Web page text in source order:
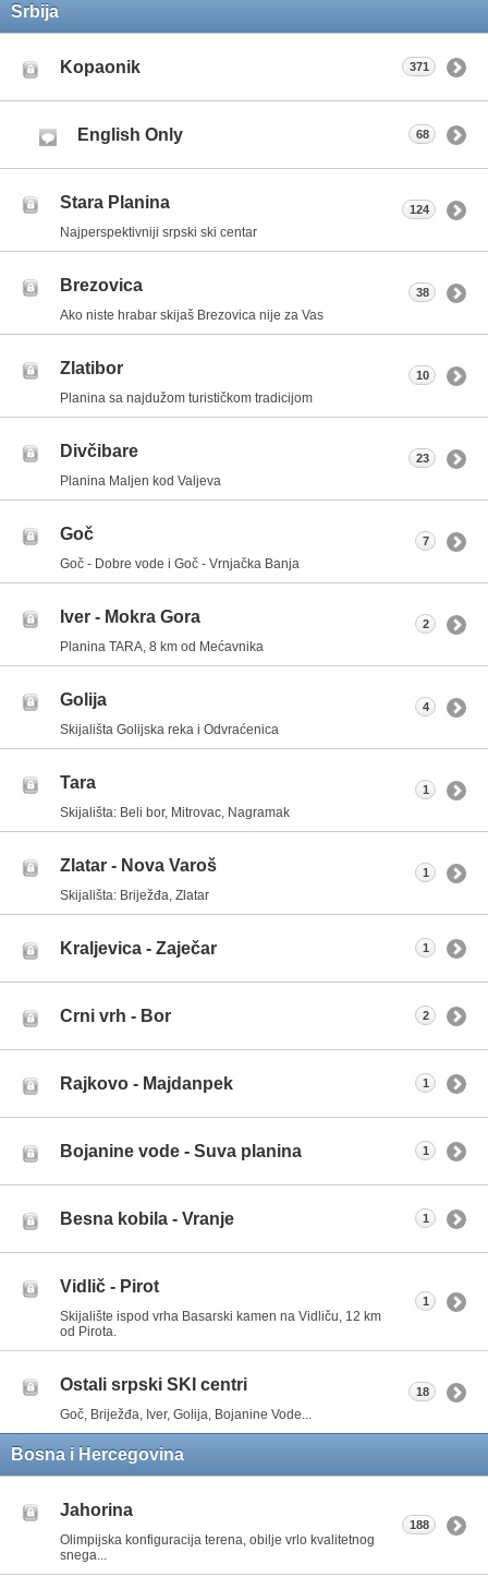
Srbija
Kopaonik 371
English Only 68
Stara Planina
Najperspektivniji srpski ski centar
124
Brezovica
Ako niste hrabar skijaš Brezovica nije za Vas
38
Zlatibor
Planina sa najdužom turističkom tradicijom
10
Divčibare
Planina Maljen kod Valjeva
23
Goč
Goč - Dobre vode i Goč - Vrnjačka Banja
7
Iver - Mokra Gora
Planina TARA, 8 km od Mećavnika
2
Golija
Skijališta Golijska reka i Odvraćenica
4
Tara
Skijališta: Beli bor, Mitrovac, Nagramak
1
Zlatar - Nova Varoš
Skijališta: Briježđa, Zlatar
1
Kraljevica - Zaječar 1
Crni vrh - Bor 2
Rajkovo - Majdanpek 1
Bojanine vode - Suva planina 1
Besna kobila - Vranje 1
Vidlič - Pirot
Skijalište ispod vrha Basarski kamen na Vidliču, 12 km
od Pirota.
1
Ostali srpski SKI centri
Goč, Briježđa, Iver, Golija, Bojanine Vode...
18
Bosna i Hercegovina
Jahorina
Olimpijska konfiguracija terena, obilje vrlo kvalitetnog
snega...
188